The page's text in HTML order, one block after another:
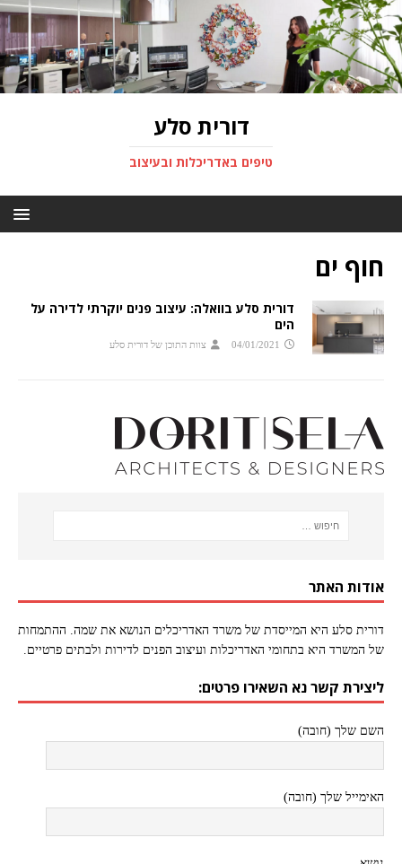
דורית סלע
טיפים באדריכלות ובעיצוב
חוף ים
דורית סלע בוואלה: עיצוב פנים יוקרתי לדירה על
הים
04/01/2021 צוות התוכן של דורית סלע
אודות האתר
דורית סלע היא המייסדת של משרד האדריכלים הנושא את שמה. ההתמחות
של המשרד היא בתחומי האדריכלות ועיצוב הפנים לדירות ולבתים פרטיים.
ליצירת קשר נא השאירו פרטים:
השם שלך (חובה)
האימייל שלך (חובה)